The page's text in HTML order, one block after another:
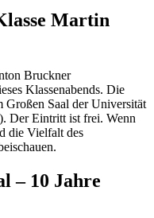
Martin
Bruckner
Klassenabends. Die
Großen Saal der Universität
Der Eintritt ist frei. Wenn
die Vielfalt des
– 10 Jahre